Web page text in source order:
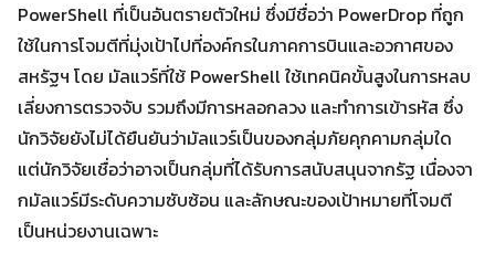
Search
PowerShell ที่เป็นอันตรายตัวใหม่ ซึ่งมีชื่อว่า PowerDrop ที่ถูก
ใช้ในการโจมตีที่มุ่งเป้าไปที่องค์กรในภาคการบินและอวกาศของ
สหรัฐฯ โดย มัลแวร์ที่ใช้ PowerShell ใช้เทคนิคขั้นสูงในการหลบ
เลี่ยงการตรวจจับ รวมถึงมีการหลอกลวง และทำการเข้ารหัส ซึ่ง
นักวิจัยยังไม่ได้ยืนยันว่ามัลแวร์เป็นของกลุ่มภัยคุกคามกลุ่มใด
แต่นักวิจัยเชื่อว่าอาจเป็นกลุ่มที่ได้รับการสนับสนุนจากรัฐ เนื่องจา
กมัลแวร์มีระดับความซับซ้อน และลักษณะของเป้าหมายที่โจมตี
เป็นหน่วยงานเฉพาะ